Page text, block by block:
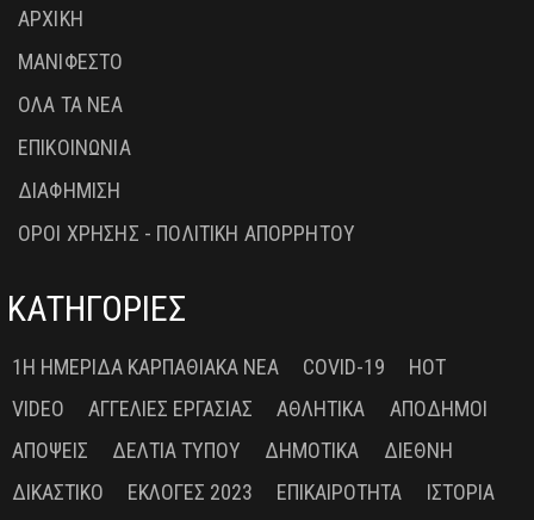
ΑΡΧΙΚΗ
ΜΑΝΙΦΕΣΤΟ
ΟΛΑ ΤΑ ΝΕΑ
ΕΠΙΚΟΙΝΩΝΙΑ
ΔΙΑΦΗΜΙΣΗ
ΟΡΟΙ ΧΡΗΣΗΣ - ΠΟΛΙΤΙΚΗ ΑΠΟΡΡΗΤΟΥ
ΚΑΤΗΓΟΡΙΕΣ
1Η ΗΜΕΡΊΔΑ ΚΑΡΠΑΘΙΑΚΆ ΝΈΑ COVID-19
HOT
VIDEO
ΑΓΓΕΛΊΕΣ ΕΡΓΑΣΊΑΣ ΑΘΛΗΤΙΚΆ
ΑΠΌΔΗΜΟΙ
ΑΠΌΨΕΙΣ
ΔΕΛΤΊΑ ΤΎΠΟΥ ΔΗΜΟΤΙΚΆ
ΔΙΕΘΝΉ
ΔΙΚΑΣΤΙΚΌ
ΕΚΛΟΓΈΣ 2023 ΕΠΙΚΑΙΡΌΤΗΤΑ
ΙΣΤΟΡΊΑ